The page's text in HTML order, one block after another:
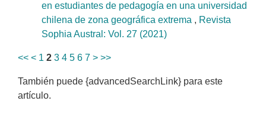
en estudiantes de pedagogía en una universidad
chilena de zona geográfica extrema , Revista
Sophia Austral: Vol. 27 (2021)
<< < 1 2 3 4 5 6 7 > >>
También puede {advancedSearchLink} para este
artículo.